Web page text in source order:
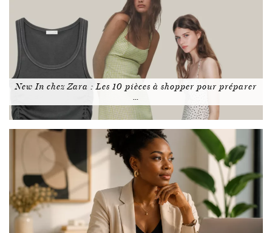
New In chez Zara : Les 10 pièces à shopper pour préparer
…